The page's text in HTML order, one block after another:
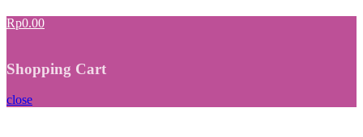
Rp0.00
Shopping Cart
close